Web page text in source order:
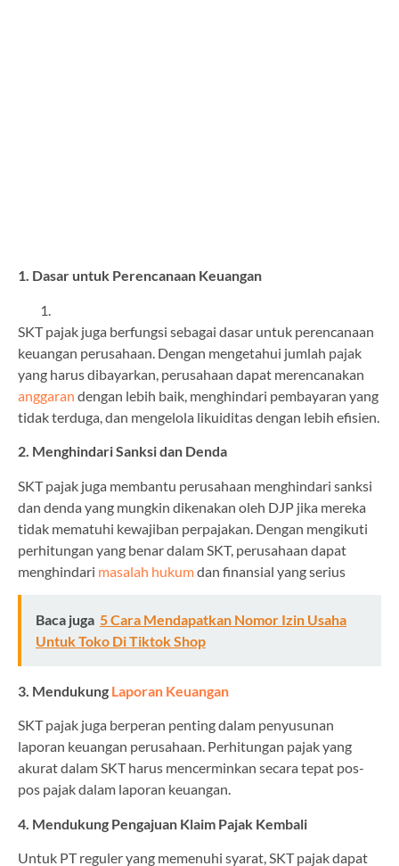
1. Dasar untuk Perencanaan Keuangan
SKT pajak juga berfungsi sebagai dasar untuk perencanaan
keuangan perusahaan. Dengan mengetahui jumlah pajak
yang harus dibayarkan, perusahaan dapat merencanakan
anggaran dengan lebih baik, menghindari pembayaran yang
tidak terduga, dan mengelola likuiditas dengan lebih efisien.
2. Menghindari Sanksi dan Denda
SKT pajak juga membantu perusahaan menghindari sanksi
dan denda yang mungkin dikenakan oleh DJP jika mereka
tidak mematuhi kewajiban perpajakan. Dengan mengikuti
perhitungan yang benar dalam SKT, perusahaan dapat
menghindari masalah hukumdan finansial yang serius
Baca juga 5 Cara Mendapatkan Nomor Izin Usaha
Untuk Toko Di Tiktok Shop
3. Mendukung Laporan Keuangan
SKT pajak juga berperan penting dalam penyusunan
laporan keuangan perusahaan. Perhitungan pajak yang
akurat dalam SKT harus mencerminkan secara tepat pos-
pos pajak dalam laporan keuangan.
4. Mendukung Pengajuan Klaim Pajak Kembali
Untuk PT reguler yang memenuhi syarat, SKT pajak dapat